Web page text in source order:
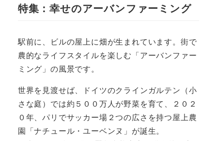
特集：幸せのアーバンファーミング
駅前に、ビルの屋上に畑が生まれています。街で
農的なライフスタイルを楽しむ「アーバンファー
ミング」の風景です。
世界を見渡せば、ドイツのクラインガルテン（小
さな庭）では約５００万人が野菜を育て、２０２
０年、パリでサッカー場２つの広さを持つ屋上農
園「ナチュール・ユーベンヌ」が誕生。